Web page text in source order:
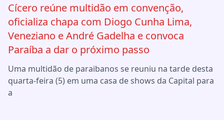
Cícero reúne multidão em convenção,
oficializa chapa com Diogo Cunha Lima,
Veneziano e André Gadelha e convoca
Paraíba a dar o próximo passo
Uma multidão de paraibanos se reuniu na tarde desta
quarta-feira (5) em uma casa de shows da Capital para
a